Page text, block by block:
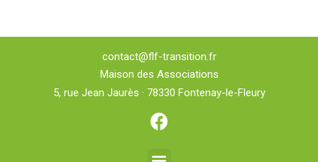
contact@flf-transition.fr
Maison des Associations
5, rue Jean Jaurès · 78330 Fontenay-le-Fleury